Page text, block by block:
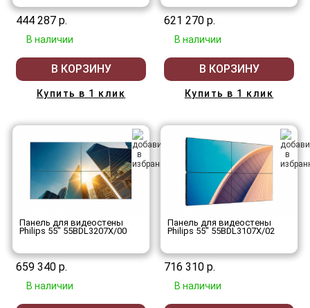
444 287 р.
В наличии
В КОРЗИНУ
Купить в 1 клик
621 270 р.
В наличии
В КОРЗИНУ
Купить в 1 клик
Панель для видеостены
Philips 55" 55BDL3207X/00
659 340 р.
В наличии
Панель для видеостены
Philips 55" 55BDL3107X/02
716 310 р.
В наличии